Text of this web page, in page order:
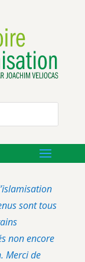
sont tous
non encore
Merci de